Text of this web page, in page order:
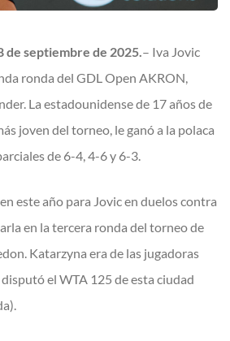
de septiembre de 2025. – Iva Jovic
ronda del GDL Open AKRON,
La estadounidense de 17 años de
joven del torneo, le ganó a la polaca
de 6-4, 4-6 y 6-3.
este año para Jovic en duelos contra
en la tercera ronda del torneo de
Katarzyna era de las jugadoras
el WTA 125 de esta ciudad